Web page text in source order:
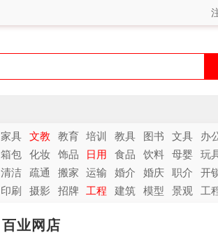
家具 文教 教育 培训 教具 图书 文具 办
箱包 化妆 饰品 日用 食品 饮料 母婴 玩
清洁 疏通 搬家 运输 婚介 婚庆 职介 开
印刷 摄影 招牌 工程 建筑 模型 景观 工
百业网店